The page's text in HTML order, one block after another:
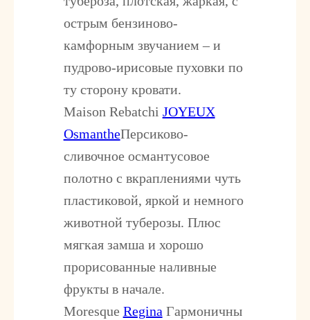
острым бензиново-
камфорным звучанием – и
пудрово-ирисовые пуховки по
ту сторону кровати.
Maison Rebatchi JOYEUX
OsmantheПерсиково-
сливочное османтусовое
полотно с вкраплениями чуть
пластиковой, яркой и немного
животной туберозы. Плюс
мягкая замша и хорошо
прорисованные наливные
фрукты в начале.
Moresque Regina Гармоничны